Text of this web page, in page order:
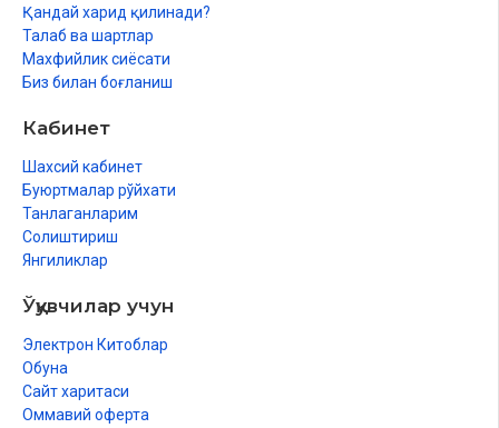
Қандай харид қилинади?
Талаб ва шартлар
Махфийлик сиёсати
Биз билан боғланиш
Кабинет
Шахсий кабинет
Буюртмалар рўйхати
Танлаганларим
Солиштириш
Янгиликлар
Ўқувчилар учун
Электрон Китоблар
Обуна
Сайт харитаси
Оммавий оферта